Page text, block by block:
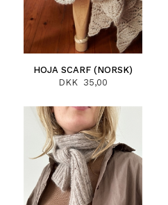
HOJA SCARF (NORSK)
DKK 35,00